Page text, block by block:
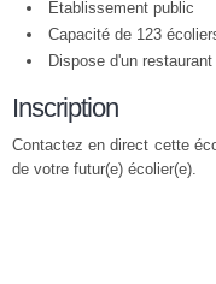
Établissement public
Capacité de 123
Dispose d'un
Inscription
Contactez en direct cette
de votre futur(e) écolier(e).